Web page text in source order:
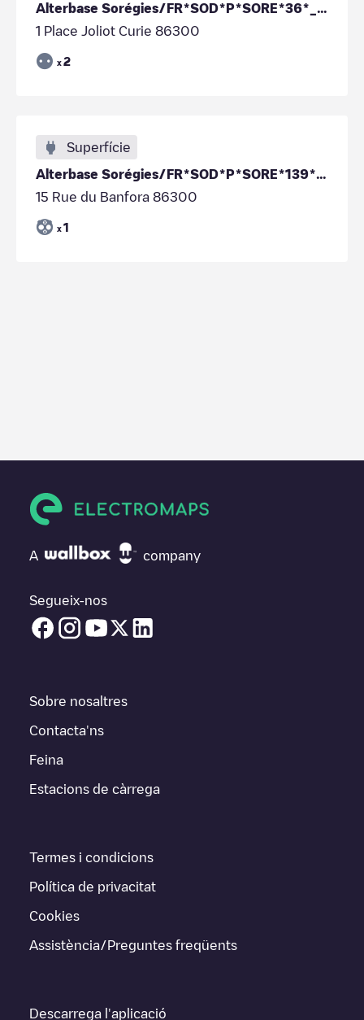
Alterbase Sorégies/FR*SOD*P*SORE*36*_*_*_
1 Place Joliot Curie 86300
x 2
Superfície
Alterbase Sorégies/FR*SOD*P*SORE*139*_*_*_
15 Rue du Banfora 86300
x 1
A company
Segueix-nos
Sobre nosaltres
Contacta'ns
Feina
Estacions de càrrega
Termes i condicions
Política de privacitat
Cookies
Assistència/Preguntes freqüents
Descarrega l'aplicació